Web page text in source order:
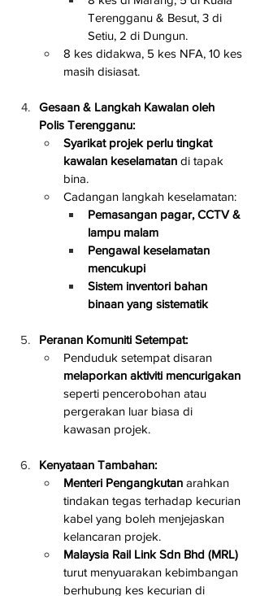
Terengganu & Besut, 3 di
Setiu, 2 di Dungun.
8 kes didakwa, 5 kes NFA, 10 kes
masih disiasat.
Gesaan & Langkah Kawalan oleh
Polis Terengganu:
Syarikat projek perlu tingkat
kawalan keselamatan di tapak
bina.
Cadangan langkah keselamatan:
Pemasangan pagar, CCTV &
lampu malam
Pengawal keselamatan
mencukupi
Sistem inventori bahan
binaan yang sistematik
Peranan Komuniti Setempat:
Penduduk setempat disaran
melaporkan aktiviti mencurigakan
seperti pencerobohan atau
pergerakan luar biasa di
kawasan projek.
Kenyataan Tambahan:
Menteri Pengangkutan arahkan
tindakan tegas terhadap kecurian
kabel yang boleh menjejaskan
kelancaran projek.
Malaysia Rail Link Sdn Bhd (MRL)
turut menyuarakan kebimbangan
berhubung kes kecurian di